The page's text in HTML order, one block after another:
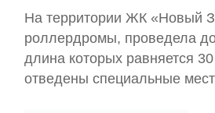
На территории ЖК «Новый
роллердромы, проведела
длина которых равняется
отведены специальные